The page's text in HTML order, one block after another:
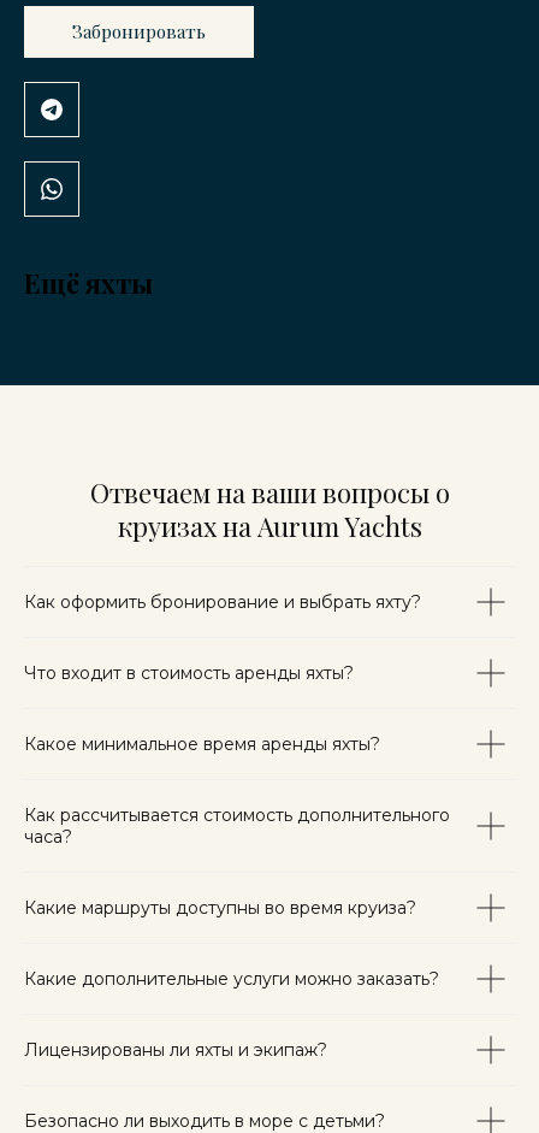
Забронировать
Ещё яхты
Отвечаем на ваши вопросы о
круизах на Aurum Yachts
Как оформить бронирование и выбрать яхту?
Что входит в стоимость аренды яхты?
Какое минимальное время аренды яхты?
Как рассчитывается стоимость дополнительного
часа?
Какие маршруты доступны во время круиза?
Какие дополнительные услуги можно заказать?
Лицензированы ли яхты и экипаж?
Безопасно ли выходить в море с детьми?